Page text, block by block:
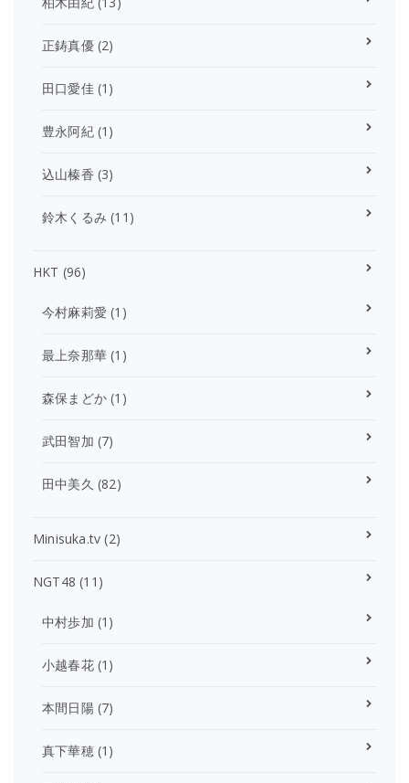
正鋳真優(2)
田口愛佳(1)
豊永阿紀(1)
込山榛香 (3)
鈴木くるみ (11)
HKT (96)
今村麻莉愛 (1)
最上奈那華 (1)
森保まどか (1)
武田智加 (7)
田中美久 (82)
Minisuka.tv (2)
NGT48 (11)
中村歩加 (1)
小越春花(1)
本間日陽(7)
真下華穂(1)